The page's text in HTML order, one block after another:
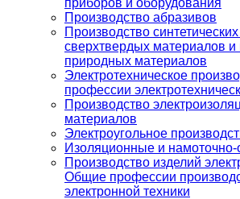
приборов и оборудования
Производство абразивов
Производство
сверхтвердых материалов и
природных материалов
Электротехническое
профессии
Производство
материалов
Электроугольное
Изоляционные и
Производство изделий
Общие профессии
электронной техники